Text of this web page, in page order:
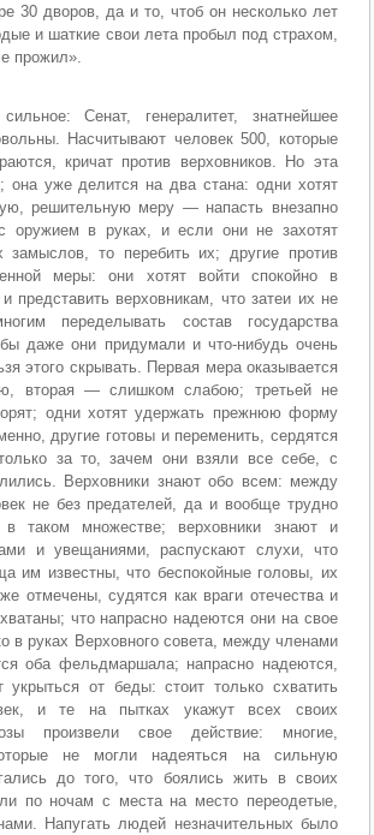
30 дворов, да и то, чтоб он несколько лет
и шаткие свои лета пробыл под страхом,
прожил».
Сенат, генералитет, знатнейшее
Насчитывают человек 500, которые
кричат против верховников. Но эта
она уже делится на два стана: одни хотят
решительную меру — напасть внезапно
оружием в руках, и если они не захотят
замыслов, то перебить их; другие против
меры: они хотят войти спокойно в
представить верховникам, что затеи их не
переделывать состав государства
даже они придумали и что-нибудь очень
этого скрывать. Первая мера оказывается
вторая — слишком слабою; третьей не
одни хотят удержать прежнюю форму
другие готовы и переменить, сердятся
за то, зачем они взяли все себе, с
Верховники знают обо всем: между
не без предателей, да и вообще трудно
в таком множестве; верховники знают и
и увещаниями, распускают слухи, что
им известны, что беспокойные головы, их
отмечены, судятся как враги отечества и
что напрасно надеются они на свое
в руках Верховного совета, между членами
оба фельдмаршала; напрасно надеются,
от беды: стоит только схватить
и те на пытках укажут всех своих
произвели свое действие: многие,
не могли надеяться на сильную
до того, что боялись жить в своих
по ночам с места на место переодетые,
Напугать людей незначительных было